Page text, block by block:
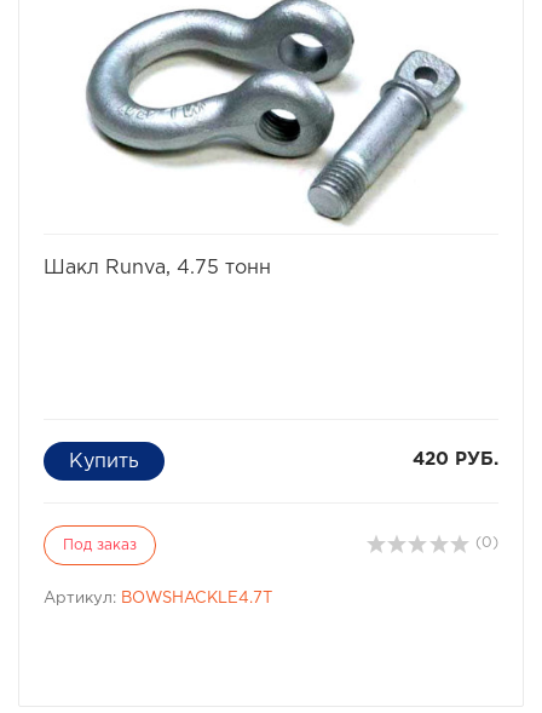
Шакл Runva, 4.75 тонн
420 РУБ.
Под заказ (0)
Артикул: BOWSHACKLE4.7T